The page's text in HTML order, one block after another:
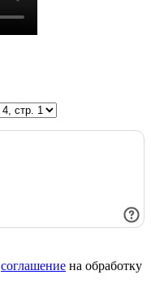
соглашение на обработку